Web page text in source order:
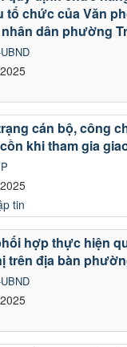
tổ chức của Văn
dân phường
cán bộ, công
khi tham gia
tin
hợp thực hiện
trên địa bàn